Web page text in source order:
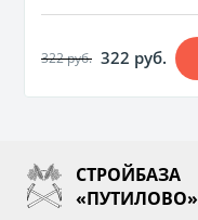
322 руб. 322 руб.
СТРОЙБАЗА
«ПУТИЛОВО»